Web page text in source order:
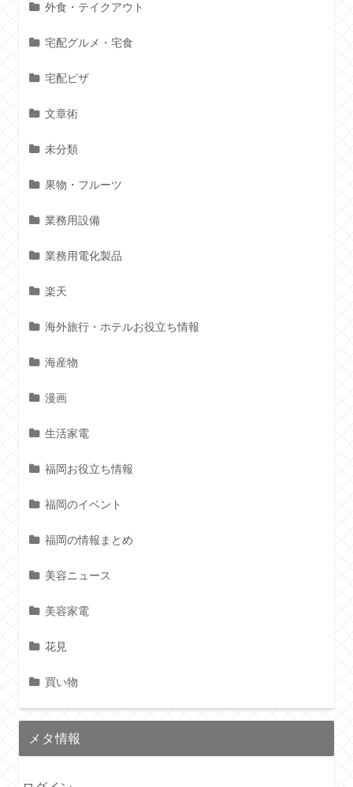
外食・テイクアウト
宅配グルメ・宅食
宅配ピザ
文章術
未分類
果物・フルーツ
業務用設備
業務用電化製品
楽天
海外旅行・ホテルお役立ち情報
海産物
漫画
生活家電
福岡お役立ち情報
福岡のイベント
福岡の情報まとめ
美容ニュース
美容家電
花見
買い物
メタ情報